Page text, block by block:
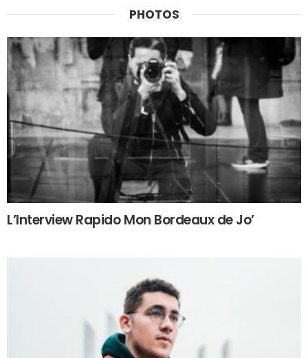
PHOTOS
L’Interview Rapido Mon Bordeaux de Jo’